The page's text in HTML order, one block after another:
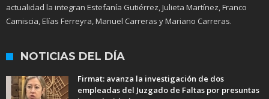
actualidad la integran Estefanía Gutiérrez, Julieta Martínez, Franco
Camiscia, Elías Ferreyra, Manuel Carreras y Mariano Carreras.
NOTICIAS DEL DÍA
Firmat: avanza la investigación de dos
empleadas del Juzgado de Faltas por presuntas